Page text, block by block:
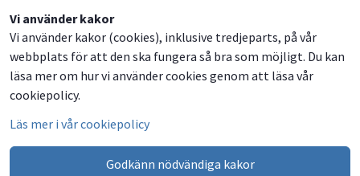
Vi använder kakor
Vi använder kakor (cookies), inklusive tredjeparts, på vår
webbplats för att den ska fungera så bra som möjligt. Du kan
läsa mer om hur vi använder cookies genom att läsa vår
cookiepolicy.
Läs mer i vår cookiepolicy
Godkänn nödvändiga kakor
Dela
på
Facebook
Dela
på
Twitter
Dela
på
LinkedIn
Dela
via
email